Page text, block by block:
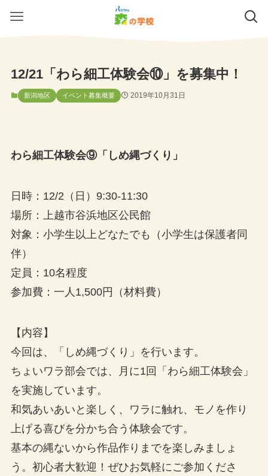
12/21「わら細工体験会⑩」を募集中！
新潟地区 イベント募集概要 2019年10月31日
わら細工体験会⑨「しめ縄づくり」
日時：12/2（日）9:30-11:30
場所：上越市谷浜地区公民館
対象：小学生以上どなたでも（小学生は保護者同
伴）
定員：10名程度
参加費：一人1,500円（材料費）
【内容】
今回は、「しめ縄づくり」を行います。
ちょいワラ部会では、月に1回「わら細工体験会」
を実施しています。
和気あいあいと楽しく、ワラに触れ、モノを作り
上げる喜びを分かち合う体験会です。
基本の縄ないから作品作りまでを楽しみましょ
う。初心者大歓迎！ぜひお気軽にご参加くださ